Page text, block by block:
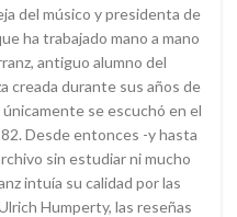
del músico y presidenta de
ha trabajado mano a mano
antiguo alumno del
creada durante sus años de
se escuchó en el
Desde entonces -y hasta
sin estudiar ni mucho
intuía su calidad por las
Humperty, las reseñas